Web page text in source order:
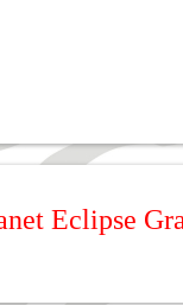
Eclipse